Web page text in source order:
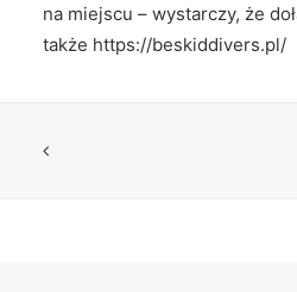
na miejscu – wystarczy, że
także https://beskiddivers.pl/